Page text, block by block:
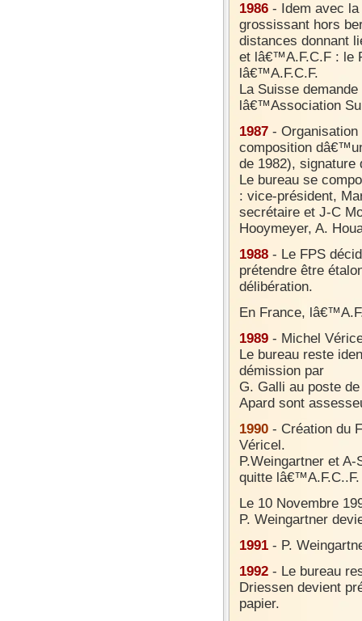
1986 - Idem avec
grossissant hors
distances donnant
et lâ€™A.F.C.F : le
lâ€™A.F.C.F.
La Suisse
lâ€™Association
1987 -
composition
de 1982),
Le bureau se
: vice-président,
secrétaire et J-C
Hooymeyer, A.
1988 - Le FPS
prétendre être
délibération.
En France,
1989 - Michel
Le bureau reste
démission par
G. Galli au poste
Apard sont
1990 - Création du
Véricel.
P.Weingartner et
quitte lâ€™A.F.C..F.
Le 10 Novembre
P. Weingartner
1991 - P.
1992 - Le bureau
Driessen devient
papier.